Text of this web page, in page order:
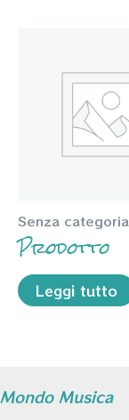
Senza categoria
Prodotto
Leggi tutto
Mondo Musica